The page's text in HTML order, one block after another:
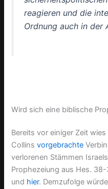
reagieren und die
Ordnung auch in der
Wird sich eine biblische
Bereits vor einiger Zeit
Collinsvorgebrachte
verlorenen Stämmen
Prophezeiung aus Hes.
und hier. Demzufolge